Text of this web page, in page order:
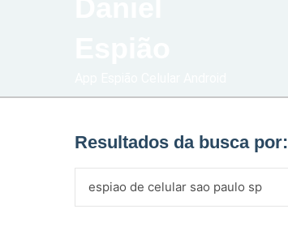
Resultados da busca por: